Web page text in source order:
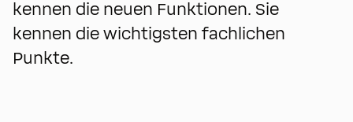
kennen die neuen Funktionen. Sie
kennen die wichtigsten fachlichen
Punkte.